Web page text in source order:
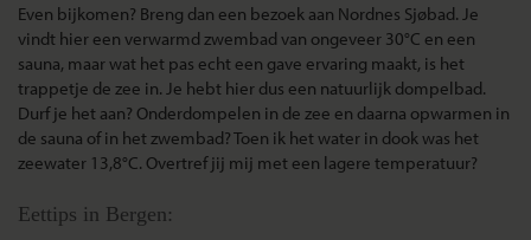
Even bijkomen? Breng dan een bezoek aan Nordnes Sjøbad. Je
vindt hier een verwarmd zwembad van ongeveer 30°C en een
sauna, maar wat het pas echt een gave ervaring maakt, is het
trappetje de zee in. Je hebt hier dus een natuurlijk dompelbad.
Durf je het aan? Onderdompelen in de zee en daarna opwarmen in
de sauna of in het zwembad? Toen ik het water in dook was het
zeewater 13,8°C. Overtref jij mij met een lagere temperatuur?
Eettips in Bergen: